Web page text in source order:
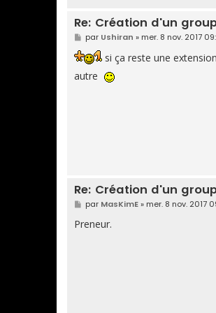
Re: Création d'un
M
e
s
s
a
g
par Ushiran » mer. 8 nov. 2017
si ça reste une
autre
Re: Création d'un
M
e
s
s
par MasKimE» mer. 8 nov. 2017
Preneur.